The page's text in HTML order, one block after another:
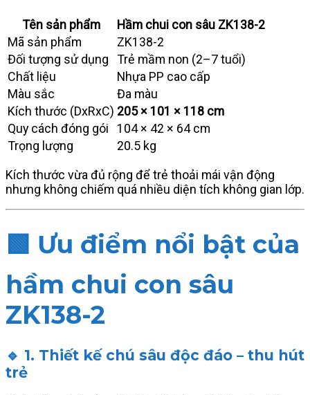
Tên sản phẩm
Hầm chui con sâu ZK138-2
Mã sản phẩm
ZK138-2
Đối tượng sử dụng
Trẻ mầm non (2–7 tuổi)
Chất liệu
Nhựa PP cao cấp
Màu sắc
Đa màu
Kích thước (DxRxC) 205 × 101 × 118 cm
Quy cách đóng gói
104 × 42 × 64 cm
Trọng lượng
20.5 kg
Kích thước vừa đủ rộng để trẻ thoải mái vận động
nhưng không chiếm quá nhiều diện tích không gian lớp.
🟩 Ưu điểm nổi bật của
hầm chui con sâu
ZK138-2
🔹 1. Thiết kế chú sâu độc đáo – thu hút
trẻ